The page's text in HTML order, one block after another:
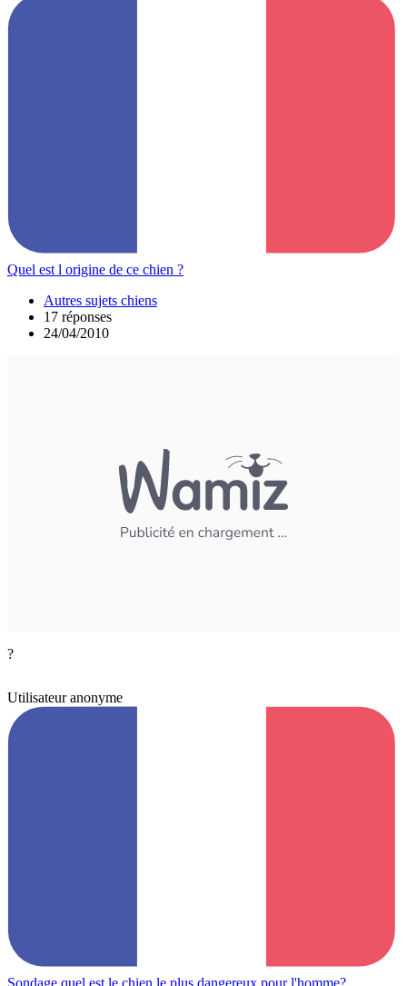
Quel est l origine de ce chien ?
Autres sujets chiens
17 réponses
24/04/2010
?
Utilisateur anonyme
Sondage quel est le chien le plus dangereux pour l'homme?